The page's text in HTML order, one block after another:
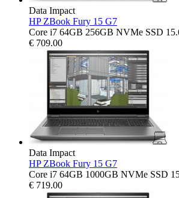
Data Impact
HP ZBook Fury 15 G7
Core i7 64GB 256GB NVMe SSD
€ 709.00
Data Impact
HP ZBook Fury 15 G7
Core i7 64GB 1000GB NVMe SSD
€ 719.00